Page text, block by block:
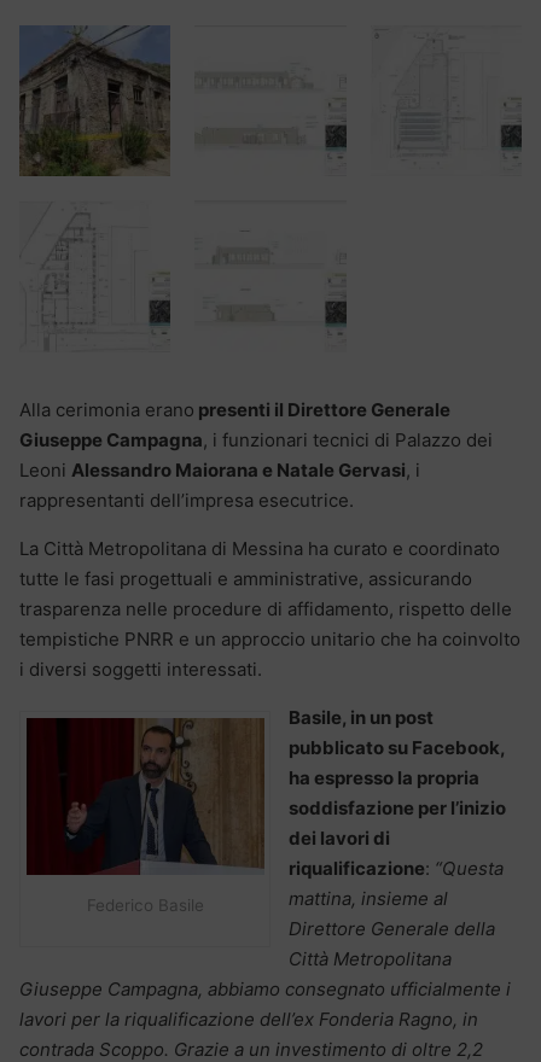
Alla cerimonia erano presenti il Direttore Generale
Giuseppe Campagna, i funzionari tecnici di Palazzo dei
Leoni Alessandro Maiorana e Natale Gervasi, i
rappresentanti dell’impresa esecutrice.
La Città Metropolitana di Messina ha curato e coordinato
tutte le fasi progettuali e amministrative, assicurando
trasparenza nelle procedure di affidamento, rispetto delle
tempistiche PNRR e un approccio unitario che ha coinvolto
i diversi soggetti interessati.
Federico Basile
Basile, in un post
pubblicato su Facebook,
ha espresso la propria
soddisfazione per l’inizio
dei lavori di
riqualificazione: “Questa
mattina, insieme al
Direttore Generale della
Città Metropolitana
Giuseppe Campagna, abbiamo consegnato ufficialmente i
lavori per la riqualificazione dell’ex Fonderia Ragno, in
contrada Scoppo. Grazie a un investimento di oltre 2,2